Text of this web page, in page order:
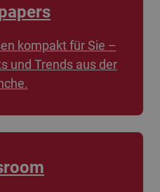
kompakt für Sie –
und Trends aus der